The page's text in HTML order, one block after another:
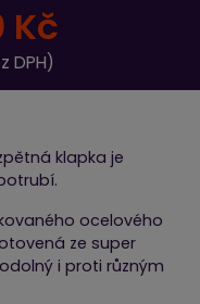
Kč
DPH)
klapka je
ocelového
ze super
i proti různým